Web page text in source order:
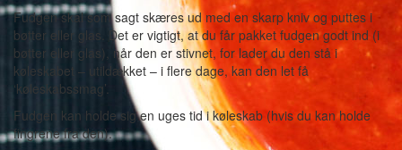
Fudgen skal som sagt skæres ud med en skarp kniv og puttes i
bøtter eller glas. Det er vigtigt, at du får pakket fudgen godt ind (i
bøtter eller glas), når den er stivnet, for lader du den stå i
køleskabet – utildækket – i flere dage, kan den let få
‘køleskabssmag’.
Fudgen kan holde sig en uges tid i køleskab (hvis du kan holde
fingrene fra den).